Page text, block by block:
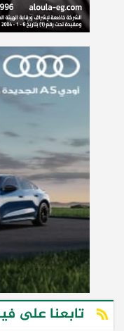
تابعنا على